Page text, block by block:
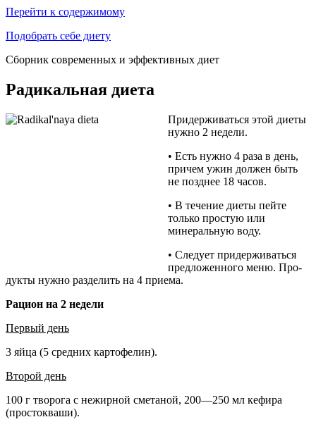
Перейти к содержимому
Подобрать себе диету
Сборник современных и эффективных диет
Радикальная диета
Придерживаться этой диеты
нужно 2 недели.
• Есть нужно 4 раза в день,
причем ужин должен быть
не позднее 18 часов.
• В течение диеты пейте
только простую или
минераль­ную воду.
• Следует придерживаться
предложенного меню. Про­
дукты нужно разделить на 4 приема.
Рацион на 2 недели
Первый день
3 яйца (5 средних картофелин).
Второй день
100 г творога с нежирной сметаной, 200—250 мл кефира
(простокваши).